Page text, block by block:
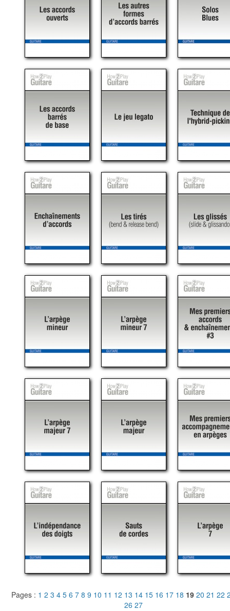
Pages : 1 2 3 4 5 6 7 8 9 10 11 12 13 14 15 16 17 18 19 20 21 22
26 27